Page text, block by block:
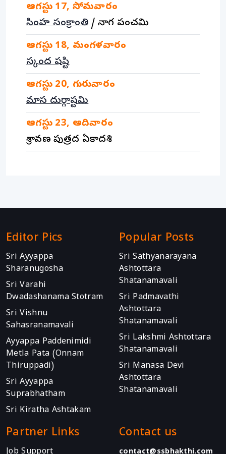
ఆగస్టు 17, సోమవారం
సింహ సంక్రాంతి/ నాగ పంచమి
ఆగస్టు 18, మంగళవారం
స్కంద షష్టి
ఆగస్టు 20, గురువారం
మాస దుర్గాష్టమి
ఆగస్టు 23, ఆదివారం
శ్రావణ పుత్రద ఏకాదశి
Editor Pics
Sri Ayyappa
Sharanugosha
Sri Varahi
Dwadashanama Stotram
Sri Vishnu
Sahasranamavali
Ayyappa Paddenimidi
Metla Pata (Onnam
Thiruppadi)
Sri Ayyappa
Suprabhatham
Sri Kiratha Ashtakam
Popular Posts
Sri Sathyanarayana
Ashtottara
Shatanamavali
Sri Padmavathi
Ashtottara
Shatanamavali
Sri Lakshmi Ashtottara
Shatanamavali
Sri Manasa Devi
Ashtottara
Shatanamavali
Partner Links Contact us